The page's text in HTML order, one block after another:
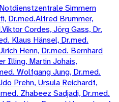
Simmern
Dr.med.Alfred Brummer,
Cordes, Jörg Gass, Dr.
Klaus Hänsel, Dr.med.
Henn, Dr.med. Bernhard
Illing, Martin Johais,
Wolfgang Jung, Dr.med.
Prehn, Ursula Reichardt,
Zhabeez Sadjadi, Dr.med.